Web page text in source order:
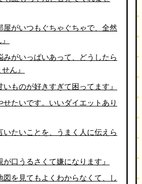
屋がいつもぐちゃぐちゃで、全然
みがいっぱいあって、どうしたら
ん』
いものが好きすぎて困ってます』
せたいです。いいダイエットあり
いたいことを、うまく人に伝えら
が口うるさくて嫌になります』
図を見てもよくわからなくて、し